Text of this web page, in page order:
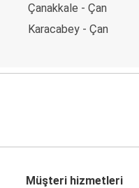
Çanakkale - Çan
Karacabey - Çan
Müşteri hizmetleri